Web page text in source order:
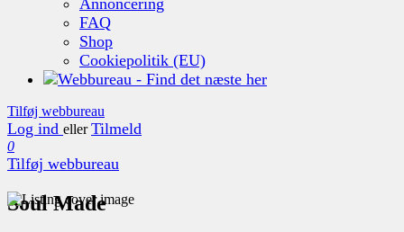
Annoncering
FAQ
Shop
Cookiepolitik (EU)
Tilføj webbureau
Log ind eller Tilmeld
0
Tilføj webbureau
Soul Made